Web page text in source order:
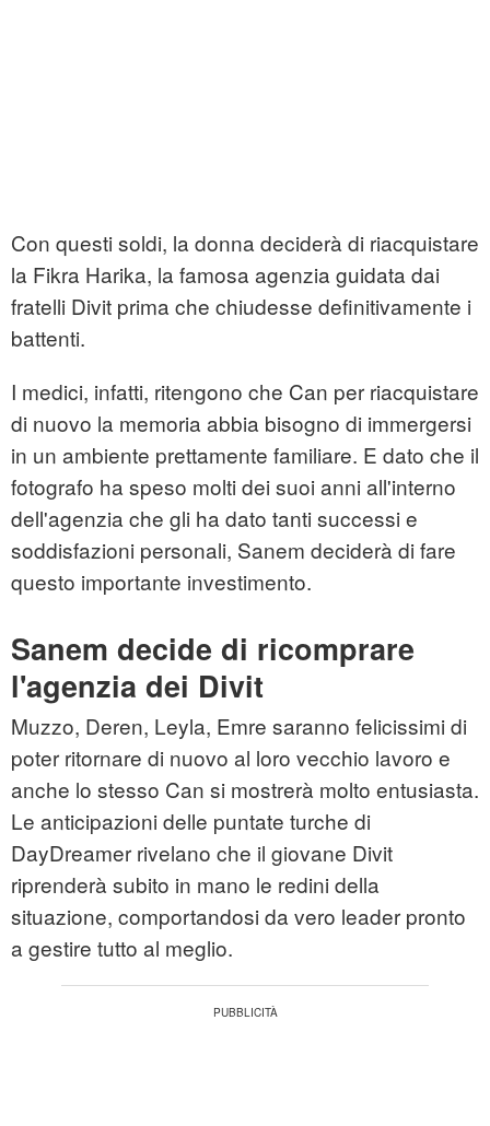
Con questi soldi, la donna deciderà di riacquistare
la Fikra Harika, la famosa agenzia guidata dai
fratelli Divit prima che chiudesse definitivamente i
battenti.
I medici, infatti, ritengono che Can per riacquistare
di nuovo la memoria abbia bisogno di immergersi
in un ambiente prettamente familiare. E dato che il
fotografo ha speso molti dei suoi anni all'interno
dell'agenzia che gli ha dato tanti successi e
soddisfazioni personali, Sanem deciderà di fare
questo importante investimento.
Sanem decide di ricomprare
l'agenzia dei Divit
Muzzo, Deren, Leyla, Emre saranno felicissimi di
poter ritornare di nuovo al loro vecchio lavoro e
anche lo stesso Can si mostrerà molto entusiasta.
Le anticipazioni delle puntate turche di
DayDreamer rivelano che il giovane Divit
riprenderà subito in mano le redini della
situazione, comportandosi da vero leader pronto
a gestire tutto al meglio.